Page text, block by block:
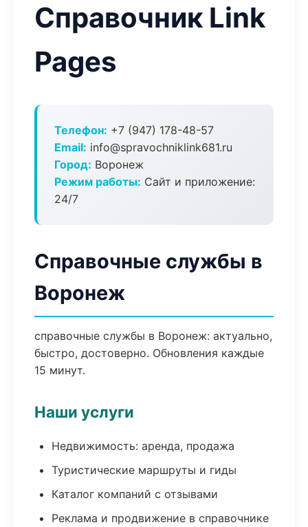
Справочник Link
Pages
Телефон: +7 (947) 178-48-57
Email: info@spravochniklink681.ru
Город: Воронеж
Режим работы: Сайт и приложение:
24/7
Справочные службы в
Воронеж
справочные службы в Воронеж: актуально,
быстро, достоверно. Обновления каждые
15 минут.
Наши услуги
Недвижимость: аренда, продажа
Туристические маршруты и гиды
Каталог компаний с отзывами
Реклама и продвижение в справочнике